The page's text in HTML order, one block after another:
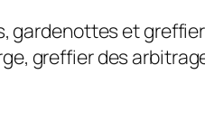
gardenottes et
greffier des